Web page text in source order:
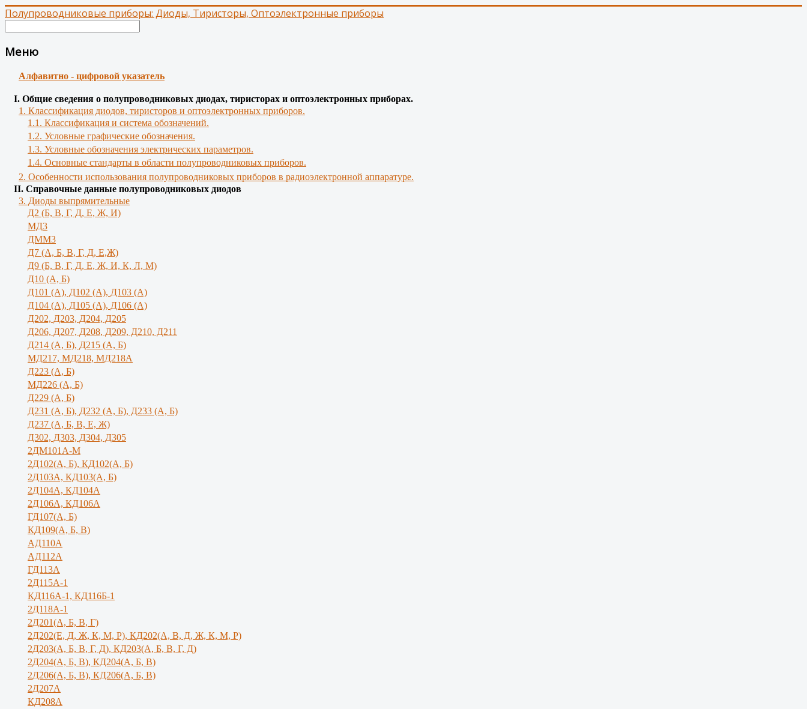
Полупроводниковые приборы: Диоды, Тиристоры, Оптоэлектронные приборы
Меню
Алфавитно - цифровой указатель
І. Общие сведения о полупроводниковых диодах, тиристорах и оптоэлектронных приборах.
1. Классификация диодов, тиристоров и оптоэлектронных приборов.
1.1. Классификация и система обозначений.
1.2. Условные графические обозначения.
1.3. Условные обозначения электрических параметров.
1.4. Основные стандарты в области полупроводниковых приборов.
2. Особенности использования полупроводниковых приборов в радиоэлектронной аппаратуре.
II. Справочные данные полупроводниковых диодов
3. Диоды выпрямительные
Д2 (Б, В, Г, Д, Е, Ж, И)
МД3
ДММ3
Д7 (А, Б, В, Г, Д, Е,Ж)
Д9 (Б, В, Г, Д, Е, Ж, И, К, Л, М)
Д10 (А, Б)
Д101 (А), Д102 (А), Д103 (А)
Д104 (А), Д105 (А), Д106 (А)
Д202, Д203, Д204, Д205
Д206, Д207, Д208, Д209, Д210, Д211
Д214 (А, Б), Д215 (А, Б)
МД217, МД218, МД218А
Д223 (А, Б)
МД226 (А, Б)
Д229 (А, Б)
Д231 (А, Б), Д232 (А, Б), Д233 (А, Б)
Д237 (А, Б, В, Е, Ж)
Д302, Д303, Д304, Д305
2ДМ101А-М
2Д102(А, Б), КД102(А, Б)
2Д103А, КД103(А, Б)
2Д104А, КД104А
2Д106А, КД106А
ГД107(А, Б)
КД109(А, Б, В)
АД110А
АД112А
ГД113А
2Д115А-1
КД116А-1, КД116Б-1
2Д118А-1
2Д201(А, Б, В, Г)
2Д202(Е, Д, Ж, К, М, Р), КД202(А, В, Д, Ж, К, М, Р)
2Д203(А, Б, В, Г, Д), КД203(А, Б, В, Г, Д)
2Д204(А, Б, В), КД204(А, Б, В)
2Д206(А, Б, В), КД206(А, Б, В)
2Д207А
КД208А